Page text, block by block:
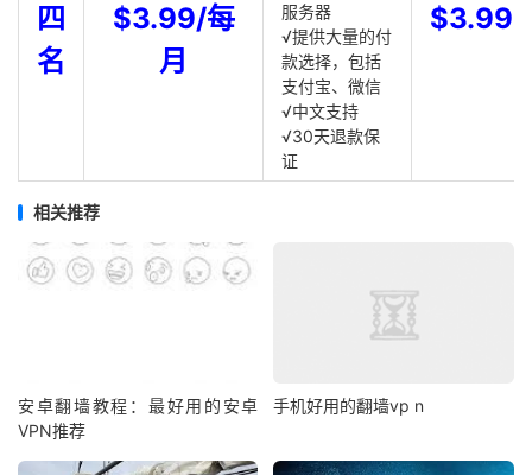
四
名
$3.99/每
月
服务器
√提供大量的付
款选择，包括
支付宝、微信
√中文支持
√30天退款保
证
$3.99
相关推荐
安卓翻墙教程：最好用的安卓
VPN推荐
手机好用的翻墙vp n